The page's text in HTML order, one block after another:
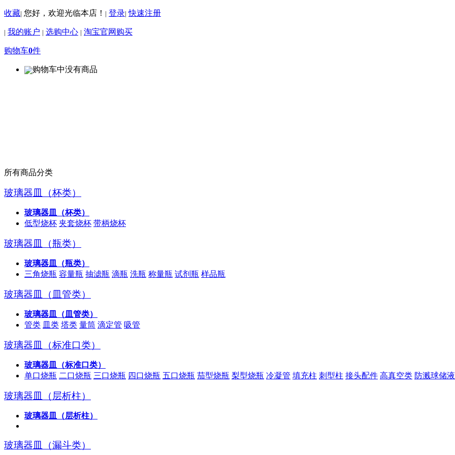
收藏| 您好，欢迎光临本店！ | 登录| 快速注册
| 我的账户 | 选购中心 | 淘宝官网购买
购物车0件
购物车中没有商品
所有商品分类
玻璃器皿（杯类）
玻璃器皿（杯类）
低型烧杯 夹套烧杯 带柄烧杯
玻璃器皿（瓶类）
玻璃器皿（瓶类）
三角烧瓶 容量瓶 抽滤瓶 滴瓶 洗瓶 称量瓶 试剂瓶 样品瓶
玻璃器皿（皿管类）
玻璃器皿（皿管类）
管类 皿类 塔类 量筒 滴定管 吸管
玻璃器皿（标准口类）
玻璃器皿（标准口类）
单口烧瓶 二口烧瓶 三口烧瓶 四口烧瓶 五口烧瓶 茄型烧瓶 梨型烧瓶 冷凝管 填充柱 刺型柱 接头配件 高真空类 防溅球储
玻璃器皿（层析柱）
玻璃器皿（层析柱）
玻璃器皿（漏斗类）